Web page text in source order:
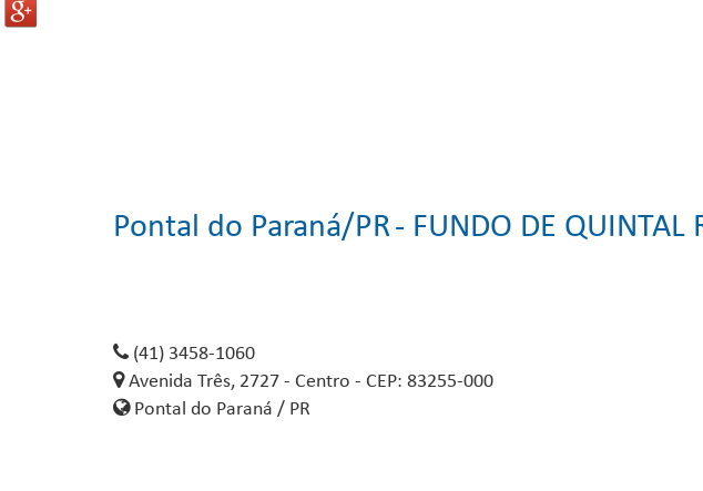
Pontal do Paraná/PR- FUNDO DE QUINTAL
(41) 3458-1060
Avenida Três, 2727 - Centro - CEP: 83255-000
Pontal do Paraná / PR